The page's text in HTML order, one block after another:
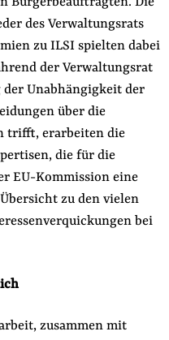
des Verwaltungsrats
zu ILSI spielten dabei
der Verwaltungsrat
Unabhängigkeit der
über die
trifft, erarbeiten die
die für die
EU-Kommission eine
zu den vielen
bei
zusammen mit